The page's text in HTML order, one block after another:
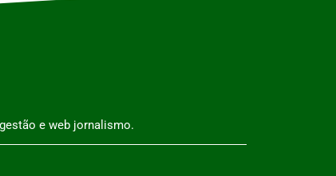
e web jornalismo.